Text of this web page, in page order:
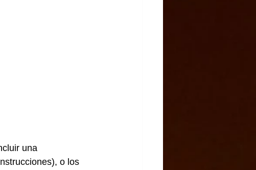
una
o los